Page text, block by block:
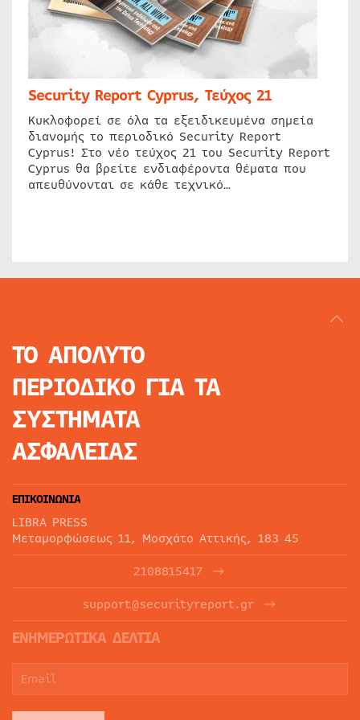
Security Report Cyprus, Τεύχος 21
Κυκλοφορεί σε όλα τα εξειδικευμένα σημεία
διανομής το περιοδικό Security Report
Cyprus! Στο νέο τεύχος 21 του Security Report
Cyprus θα βρείτε ενδιαφέροντα θέματα που
απευθύνονται σε κάθε τεχνικό…
ΤΟ ΑΠΟΛΥΤΟ
ΠΕΡΙΟΔΙΚΟ ΓΙΑ ΤΑ
ΣΥΣΤΗΜΑΤΑ
ΑΣΦΑΛΕΙΑΣ
ΕΠΙΚΟΙΝΩΝΙΑ
LIBRA PRESS
Μεταμορφώσεως 11, Μοσχάτο Αττικής, 183 45
2108815417
support@securityreport.gr
ΕΝΗΜΕΡΩΤΙΚΑ ΔΕΛΤΙΑ